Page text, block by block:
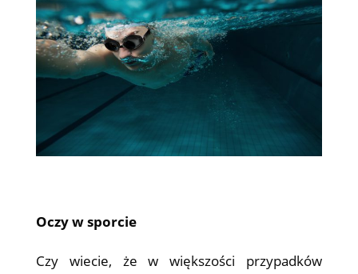
Oczy w sporcie
Czy wiecie, że w większości przypadków